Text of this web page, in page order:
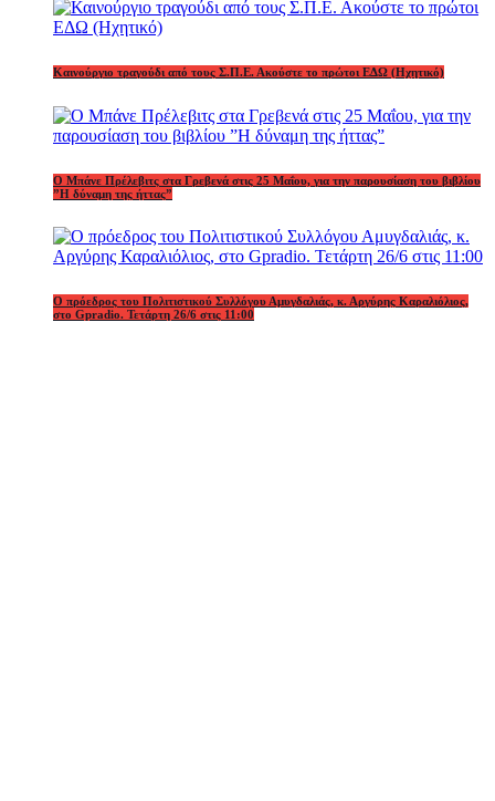
Καινούργιο τραγούδι από τους Σ.Π.Ε. Ακούστε το πρώτοι ΕΔΩ (Ηχητικό)
Ο Μπάνε Πρέλεβιτς στα Γρεβενά στις 25 Μαΐου, για την παρουσίαση του βιβλίου
”Η δύναμη της ήττας”
Ο πρόεδρος του Πολιτιστικού Συλλόγου Αμυγδαλιάς, κ. Αργύρης Καραλιόλιος,
στο Gpradio. Τετάρτη 26/6 στις 11:00